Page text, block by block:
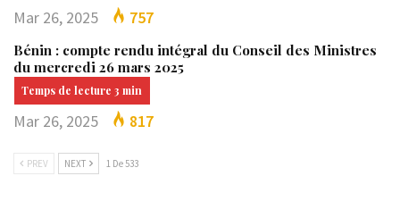
Mar 26, 2025 757
Bénin : compte rendu intégral du Conseil des Ministres
du mercredi 26 mars 2025
Mar 26, 2025 817
PREV NEXT 1 De 533